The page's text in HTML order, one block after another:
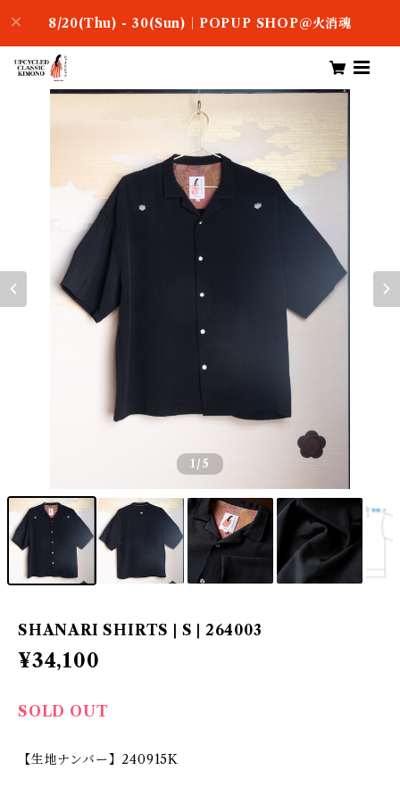
8/20(Thu) - 30(Sun)｜POPUP SHOP＠火消魂
1 /5
SHANARI SHIRTS | S | 264003
¥34,100
SOLD OUT
【生地ナンバー】240915K